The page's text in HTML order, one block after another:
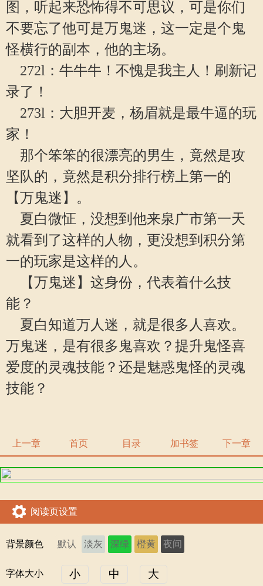
图，听起来恐怖得不可思议，可是你们
不要忘了他可是万鬼迷，这一定是个鬼
怪横行的副本，他的主场。
272l：牛牛牛！不愧是我主人！刷新记
录了！
273l：大胆开麦，杨眉就是最牛逼的玩
家！
那个笨笨的很漂亮的男生，竟然是攻
坚队的，竟然是积分排行榜上第一的
【万鬼迷】。
夏白微怔，没想到他来泉广市第一天
就看到了这样的人物，更没想到积分第
一的玩家是这样的人。
【万鬼迷】这身份，代表着什么技
能？
夏白知道万人迷，就是很多人喜欢。
万鬼迷，是有很多鬼喜欢？提升鬼怪喜
爱度的灵魂技能？还是魅惑鬼怪的灵魂
技能？
上一章 首页 目录 加书签 下一章
阅读页设置
背景颜色 默认 淡灰 深绿 橙黄 夜间
字体大小 小 中 大